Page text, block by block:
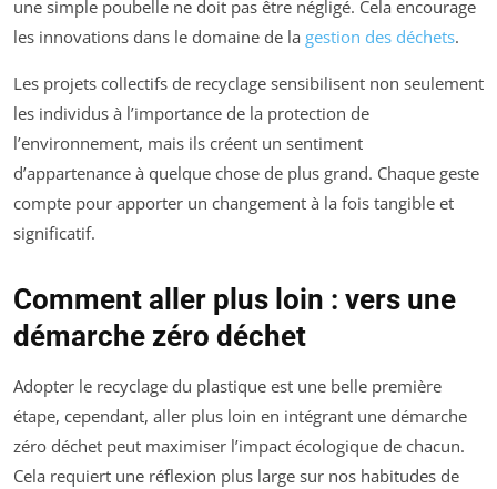
une simple poubelle ne doit pas être négligé. Cela encourage
les innovations dans le domaine de la gestion des déchets.
Les projets collectifs de recyclage sensibilisent non seulement
les individus à l’importance de la protection de
l’environnement, mais ils créent un sentiment
d’appartenance à quelque chose de plus grand. Chaque geste
compte pour apporter un changement à la fois tangible et
significatif.
Comment aller plus loin : vers une
démarche zéro déchet
Adopter le recyclage du plastique est une belle première
étape, cependant, aller plus loin en intégrant une démarche
zéro déchet peut maximiser l’impact écologique de chacun.
Cela requiert une réflexion plus large sur nos habitudes de